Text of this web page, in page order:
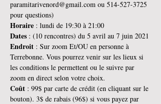
paramitarivenord@gmail.com ou 514-527-3725
pour questions)
Horaire : lundi de 19:30 à 21:00
Dates : (10 rencontres) du 5 avril au 7 juin 2021
Endroit : Sur zoom Et/OU en personne à
Terrebonne. Vous pourrez venir sur les lieux si
les conditions le permettent ou le suivre par
zoom en direct selon votre choix.
Coût : 99$ par carte de crédit (en cliquant sur le
bouton). 3$ de rabais (96$) si vous payez par